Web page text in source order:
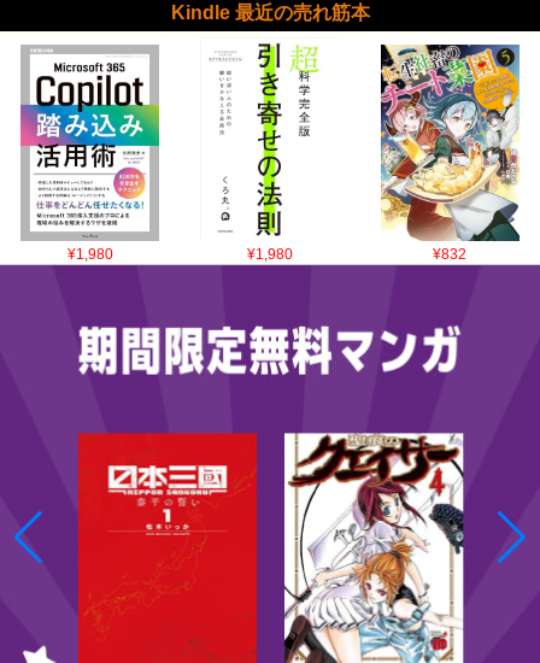
Kindle 最近の売れ筋本
¥1,980 ¥1,980 ¥832